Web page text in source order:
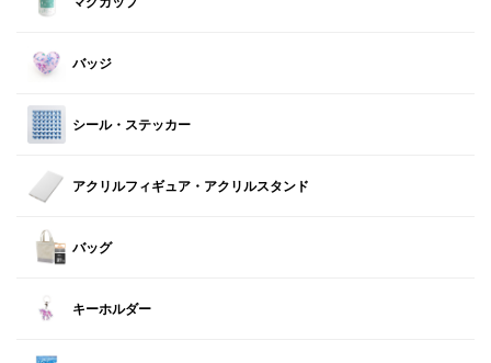
バッジ
シール・ステッカー
アクリルフィギュア・アクリルスタンド
バッグ
キーホルダー